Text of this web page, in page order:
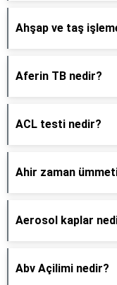
Ahşap ve taş
Aferin TB nedir?
ACL testi nedir?
Ahir zaman
Aerosol kaplar
Abv Açilimi nedir?